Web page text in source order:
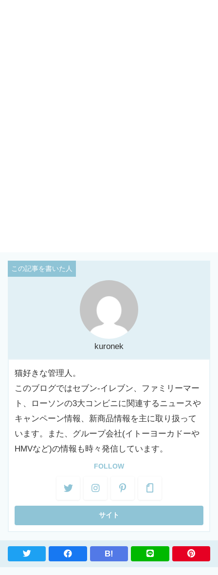
kuronek
猫好きな管理人。
このブログではセブン-イレブン、ファミリーマー
ト、ローソンの3大コンビニに関連するニュースや
キャンペーン情報、新商品情報を主に取り扱って
います。また、グループ会社(イトーヨーカドーや
HMVなど)の情報も時々発信しています。
FOLLOW
B!